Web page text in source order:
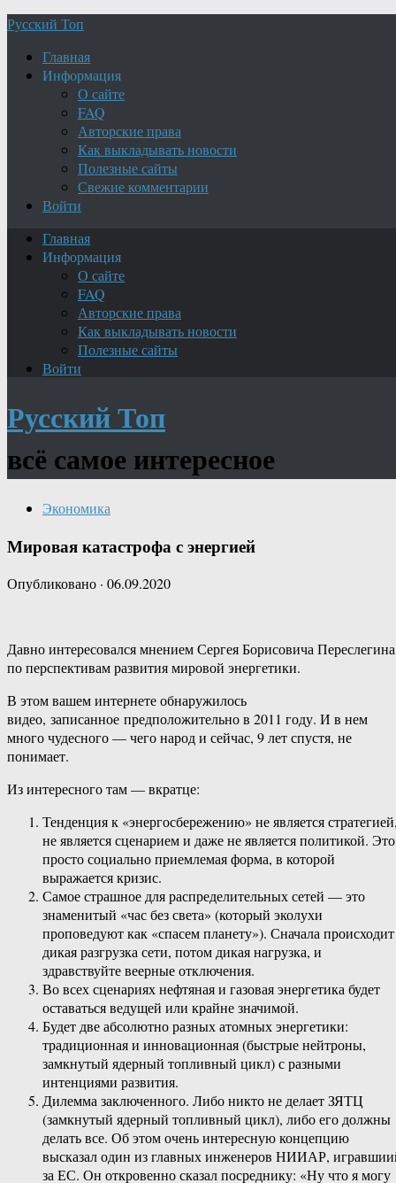
Русский Топ
Главная
Информация
О сайте
FAQ
Авторские права
Как выкладывать новости
Полезные сайты
Свежие комментарии
Войти
Главная
Информация
О сайте
FAQ
Авторские права
Как выкладывать новости
Полезные сайты
Войти
Русский Топ
всё самое интересное
Экономика
Мировая катастрофа с энергией
Опубликовано · 06.09.2020
Давно интересовался мнением Сергея Борисовича Переслегина
по перспективам развития мировой энергетики.
В этом вашем интернете обнаружилось
видео, записанное предположительно в 2011 году. И в нем
много чудесного — чего народ и сейчас, 9 лет спустя, не
понимает.
Из интересного там — вкратце:
Тенденция к «энергосбережению» не является
не является сценарием и даже не является политикой. Это
просто социально приемлемая форма, в которой
выражается кризис.
Самое страшное для распределительных сетей — это
знаменитый «час без света» (который эколухи
проповедуют как «спасем планету»). Сначала происходит
дикая разгрузка сети, потом дикая нагрузка, и
здравствуйте веерные отключения.
Во всех сценариях нефтяная и газовая энергетика будет
оставаться ведущей или крайне значимой.
Будет две абсолютно разных атомных энергетики:
традиционная и инновационная (быстрые нейтроны,
замкнутый ядерный топливный цикл) с разными
интенциями развития.
Дилемма заключенного. Либо никто не делает ЗЯТЦ
(замкнутый ядерный топливный цикл), либо его должны
делать все. Об этом очень интересную концепцию
высказал один из главных инженеров НИИАР,
за ЕС. Он откровенно сказал посреднику: «Ну что я могу